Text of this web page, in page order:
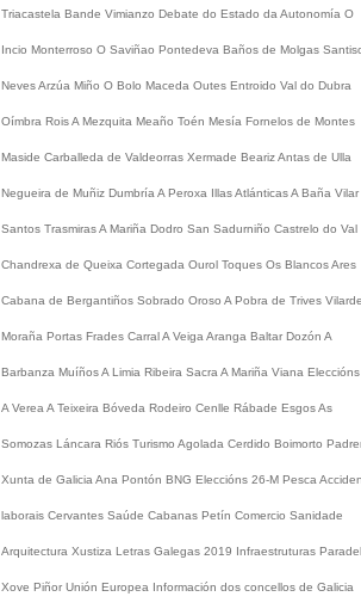
Triacastela Bande Vimianzo Debate do Estado da Autonomía O
Incio Monterroso O Saviñao Pontedeva Baños de Molgas
NevesArzúa Miño O Bolo Maceda Outes Entroido Val do Dubra
Oímbra RoisA Mezquita Meaño Toén Mesía Fornelos de Montes
Maside Carballeda de Valdeorras Xermade BearizAntas de Ulla
Negueira de Muñiz Dumbría A Peroxa Illas AtlánticasA Baña Vilar
Santos TrasmirasA Mariña Dodro San Sadurniño Castrelo do Val
Chandrexa de Queixa Cortegada Ourol Toques Os BlancosAres
Cabana de Bergantiños Sobrado Oroso A Pobra de Trives
Moraña Portas Frades CarralA Veiga Aranga Baltar Dozón A
Barbanza MuíñosA Limia Ribeira Sacra A Mariña Viana
A Verea A Teixeira Bóveda Rodeiro Cenlle Rábade EsgosAs
Somozas Láncara Riós Turismo Agolada Cerdido Boimorto
Xunta de Galicia Ana Pontón BNG Eleccións 26-M Pesca
laborais Cervantes Saúde Cabanas Petín Comercio Sanidade
Arquitectura Xustiza Letras Galegas 2019 Infraestruturas
Xove Piñor Unión Europea Información dos concellos de Galicia